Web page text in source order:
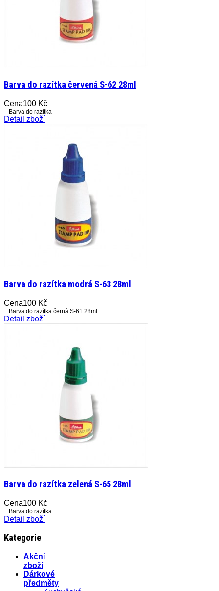
Barva do razítka červená S-62 28ml
Cena100 Kč
Barva do razítka
Detail zboží
Barva do razítka modrá S-63 28ml
Cena100 Kč
Barva do razítka černá S-61 28ml
Detail zboží
Barva do razítka zelená S-65 28ml
Cena100 Kč
Barva do razítka
Detail zboží
Kategorie
Akční
zboží
Dárkové
předměty